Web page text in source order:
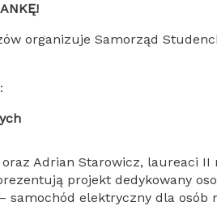
organizuje Samorząd
Adrian Starowicz, laureaci II
projekt dedykowany
samochód elektryczny dla osób